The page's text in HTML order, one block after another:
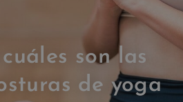
son las
de yoga